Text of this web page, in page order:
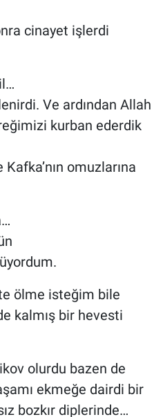
cinayet işlerdi
Ve ardından Allah
kurban ederdik
omuzlarına
ölme isteğim bile
kalmış bir hevesti
olurdu bazen de
ekmeğe dairdi bir
bozkır diplerinde…